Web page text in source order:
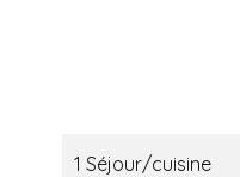
1 Séjour/cuisine